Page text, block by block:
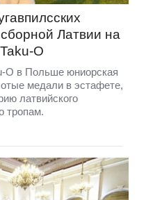
Латвии на
O
O в Польше юниорская
медали в эстафете,
латвийского
тропам.